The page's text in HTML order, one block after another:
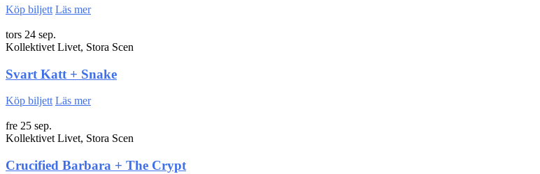
Köp biljett Läs mer
tors 24 sep.
Kollektivet Livet, Stora Scen
Svart Katt + Snake
Köp biljett Läs mer
fre 25 sep.
Kollektivet Livet, Stora Scen
Crucified Barbara + The Crypt